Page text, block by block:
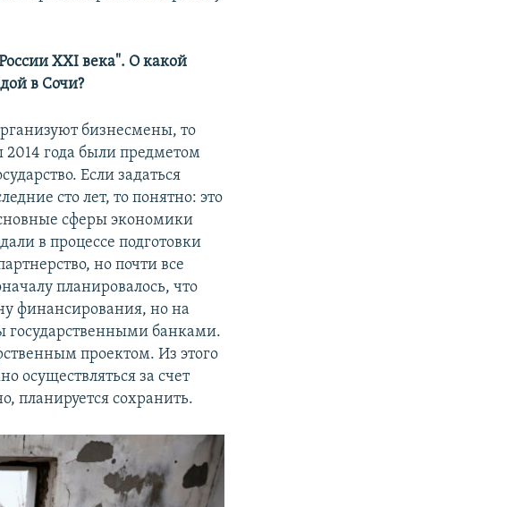
XXI века". О какой
в Сочи?
бизнесмены, то
года были предметом
Если задаться
сто лет, то понятно: это
сферы экономики
в процессе подготовки
но почти все
планировалось, что
финансирования, но на
государственными банками.
проектом. Из этого
осуществляться за счет
планируется сохранить.